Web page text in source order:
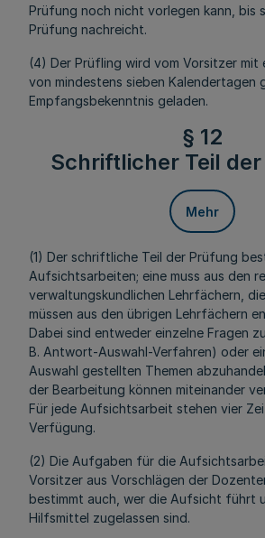
Prüfung noch nicht vorlegen kann, bis
Prüfung nachreicht.
(4) Der Prüfling wird vom Vorsitzer mit
von mindestens sieben Kalendertagen
Empfangsbekenntnis geladen.
§ 12
Schriftlicher Teil
Mehr
(1) Der schriftliche Teil der Prüfung
Aufsichtsarbeiten; eine muss aus den
verwaltungskundlichen Lehrfächern,
müssen aus den übrigen Lehrfächern
Dabei sind entweder einzelne Fragen
B. Antwort-Auswahl-Verfahren) oder
Auswahl gestellten Themen
der Bearbeitung können miteinander
Für jede Aufsichtsarbeit stehen vier
Verfügung.
(2) Die Aufgaben für die
Vorsitzer aus Vorschlägen der
bestimmt auch, wer die Aufsicht führt
Hilfsmittel zugelassen sind.